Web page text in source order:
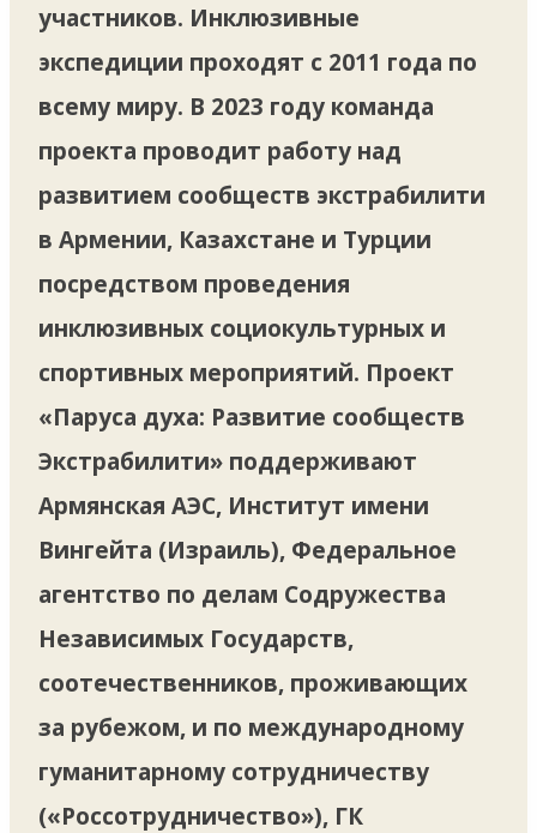
участников. Инклюзивные
экспедиции проходят с 2011 года по
всему миру. В 2023 году команда
проекта проводит работу над
развитием сообществ экстрабилити
в Армении, Казахстане и Турции
посредством проведения
инклюзивных социокультурных и
спортивных мероприятий. Проект
«Паруса духа: Развитие сообществ
Экстрабилити» поддерживают
Армянская АЭС, Институт имени
Вингейта (Израиль), Федеральное
агентство по делам Содружества
Независимых Государств,
соотечественников, проживающих
за рубежом, и по международному
гуманитарному сотрудничеству
(«Россотрудничество»), ГК